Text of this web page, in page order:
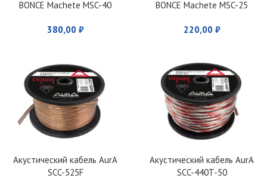
BONCE Machete MSC-40
380,00 ₽
BONCE Machete MSC-25
220,00 ₽
Акустический кабель AurA
SCC-525F
Акустический кабель AurA
SCC-440T-50